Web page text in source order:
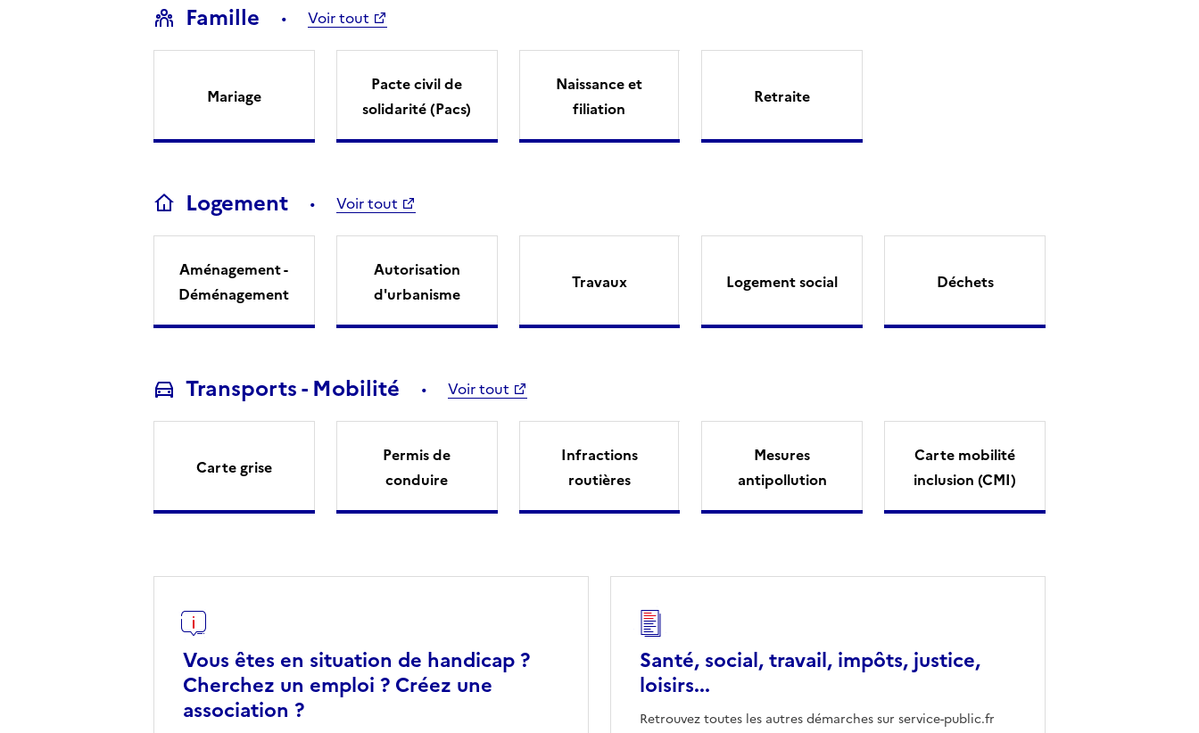
Famille Voir tout
Mariage
Pacte civil de
solidarité (Pacs)
Naissance et
filiation
Retraite
Logement Voir tout
Aménagement -
Déménagement
Autorisation
d'urbanisme
Travaux Logement social Déchets
Transports - Mobilité Voir tout
Carte grise
Permis de
conduire
Infractions
routières
Mesures
antipollution
Carte mobilité
inclusion (CMI)
Vous êtes en situation de handicap ?
Cherchez un emploi ? Créez une
association ?
Santé, social, travail, impôts, justice,
loisirs...
Retrouvez toutes les autres démarches sur service-public.fr